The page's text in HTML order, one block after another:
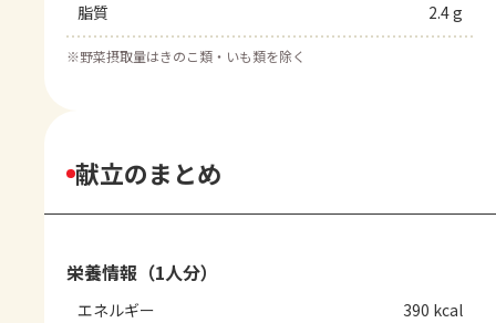
脂質 2.4 g
※野菜摂取量はきのこ類・いも類を除く
献立のまとめ
栄養情報（1人分）
エネルギー 390 kcal